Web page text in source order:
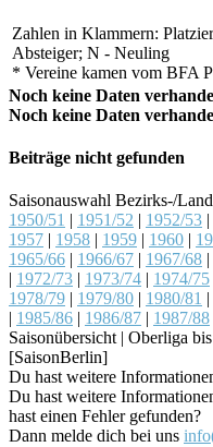
Zahlen in Klammern:
Absteiger; N - Neuling
* Vereine kamen vom BFA
Noch keine Daten
Noch keine Daten
Beiträge nicht gefunden
Saisonauswahl Bezirks-/
1950/51 | 1951/52 | 1952/53 |
1957 | 1958 | 1959 | 1960 |
1965/66 | 1966/67 | 1967/68 |
| 1972/73 | 1973/74 | 1974/75
1978/79 | 1979/80 | 1980/81 |
| 1985/86 | 1986/87 | 1987/88
Saisonübersicht | Oberliga
[SaisonBerlin]
Du hast weitere
Du hast weitere
hast einen Fehler gefunden?
Dann melde dich bei uns